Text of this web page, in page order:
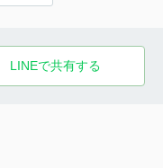
LINEで共有する